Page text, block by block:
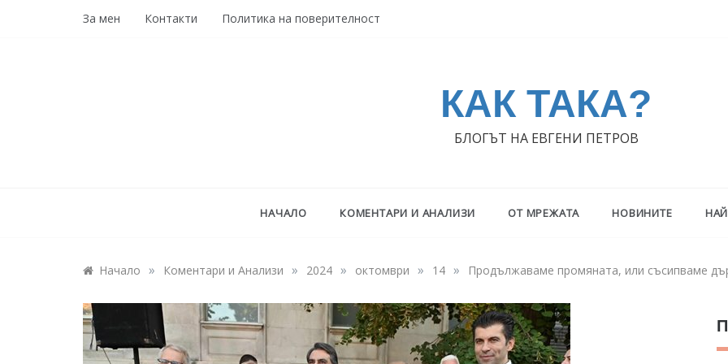
За мен Контакти Политика на поверителност
КАК ТАКА?
БЛОГЪТ НА ЕВГЕНИ ПЕТРОВ
НАЧАЛО КОМЕНТАРИ И АНАЛИЗИ ОТ МРЕЖАТА НОВИНИТЕ
Начало » Коментари и Анализи » 2024 » октомври » 14 » Продължаваме промяната, или съсипваме